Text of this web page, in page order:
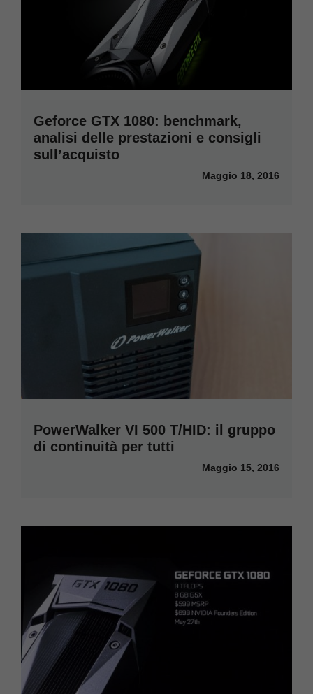
Geforce GTX 1080: benchmark,
analisi delle prestazioni e consigli
sull’acquisto
Maggio 18, 2016
PowerWalker VI 500 T/HID: il gruppo
di continuità per tutti
Maggio 15, 2016